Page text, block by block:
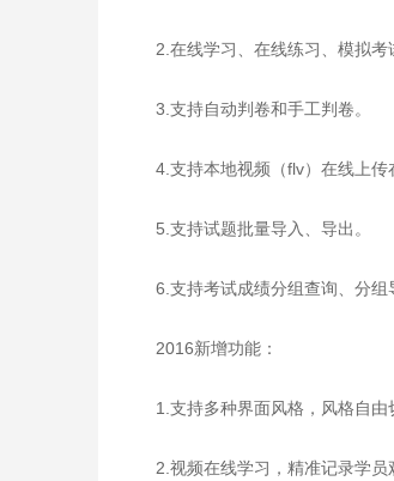
2.在线学习、在线练习、模拟
3.支持自动判卷和手工判卷。
4.支持本地视频（flv）在线上传
5.支持试题批量导入、导出。
6.支持考试成绩分组查询、分组
2016新增功能：
1.支持多种界面风格，风格自由
2.视频在线学习，精准记录学员